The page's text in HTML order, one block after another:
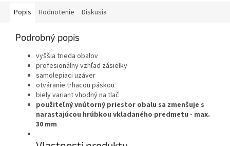
Popis Hodnotenie Diskusia
Podrobný popis
vyššia trieda obalov
profesionálny vzhľad zásielky
samolepiaci uzáver
otváranie trhacou páskou
biely variant vhodný na tlač
použiteľný vnútorný priestor obalu sa zmenšuje s
narastajúcou hrúbkou vkladaného predmetu - max.
30 mm